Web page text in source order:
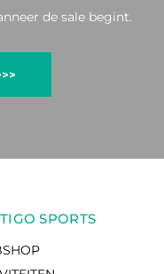
de sale begint.
SPORTS